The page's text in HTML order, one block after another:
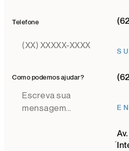
Telefone
Como podemos ajudar?